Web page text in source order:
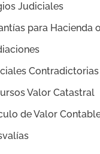
Judiciales
para Hacienda
Contradictorias
Valor Catastral
de Valor